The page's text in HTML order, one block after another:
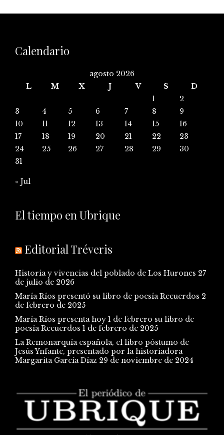
Calendario
agosto 2026
L
M X J V S
D
1
2
3
4 5 6 7 8
9
10
11 12 13 14 15
16
17
18 19 20 21 22
23
24
25 26 27 28 29
30
31
« Jul
El tiempo en Ubrique
Editorial Tréveris
Historia y vivencias del poblado de Los Hurones 27
de julio de 2026
María Ríos presentó su libro de poesía Recuerdos 2
de febrero de 2025
María Ríos presenta hoy 1 de febrero su libro de
poesía Recuerdos 1 de febrero de 2025
La Remonarquía española, el libro póstumo de
Jesús Ynfante, presentado por la historiadora
Margarita García Díaz 29 de noviembre de 2024